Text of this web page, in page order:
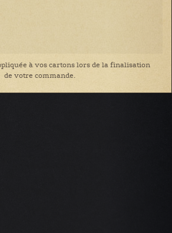
à vos cartons lors de la finalisation
de votre commande.